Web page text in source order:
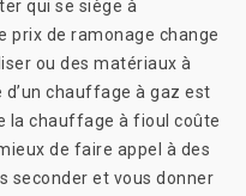
qui se siège à
prix de ramonage change
ou des matériaux à
chauffage à gaz est
la chauffage à fioul coûte
de faire appel à des
seconder et vous donner